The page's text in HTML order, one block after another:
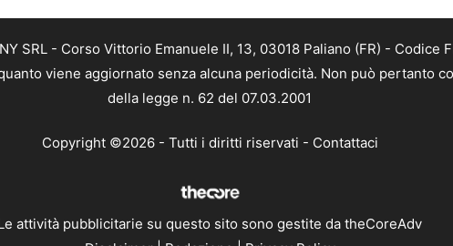
SRL - Corso Vittorio Emanuele II, 13, 03018 Paliano (FR) - Codice
viene aggiornato senza alcuna periodicità. Non può pertanto
della legge n. 62 del 07.03.2001
Copyright ©2026 - Tutti i diritti riservati - Contattaci
attività pubblicitarie su questo sito sono gestite da theCoreAdv